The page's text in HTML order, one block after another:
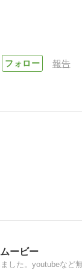
報告
ービー
した。youtubeなど